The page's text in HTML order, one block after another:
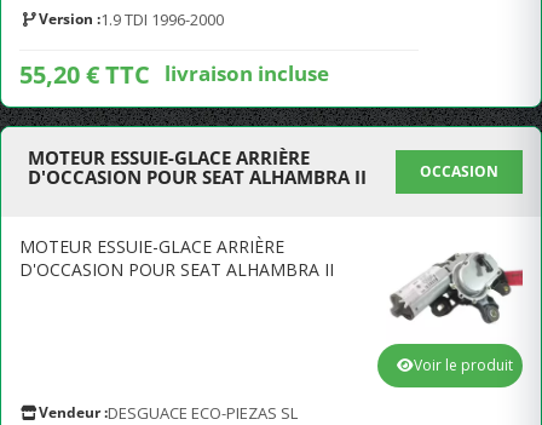
Version :1.9 TDI 1996-2000
55,20 € TTC livraison incluse
MOTEUR ESSUIE-GLACE ARRIÈRE
D'OCCASION POUR SEAT ALHAMBRA II
OCCASION
MOTEUR ESSUIE-GLACE ARRIÈRE
D'OCCASION POUR SEAT ALHAMBRA II
Vendeur :DESGUACE ECO-PIEZAS SL
Voir le produit